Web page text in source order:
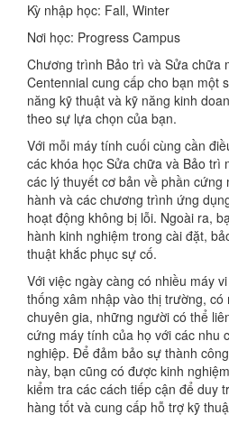
Kỳ nhập học: Fall, Winter
Nơi học: Progress Campus
Chương trình Bảo trì và Sửa chữa
Centennial cung cấp cho bạn một
năng kỹ thuật và kỹ năng kinh
theo sự lựa chọn của bạn.
Với mỗi máy tính cuối cùng cần
các khóa học Sửa chữa và Bảo trì
các lý thuyết cơ bản về phần cứng
hành và các chương trình ứng
hoạt động không bị lỗi. Ngoài ra,
hành kinh nghiệm trong cài đặt,
thuật khắc phục sự cố.
Với việc ngày càng có nhiều máy
thống xâm nhập vào thị trường, có
chuyên gia, những người có thể
cứng máy tính của họ với các nhu
nghiệp. Để đảm bảo sự thành
này, bạn cũng có được kinh
kiểm tra các cách tiếp cận để duy
hàng tốt và cung cấp hỗ trợ kỹ